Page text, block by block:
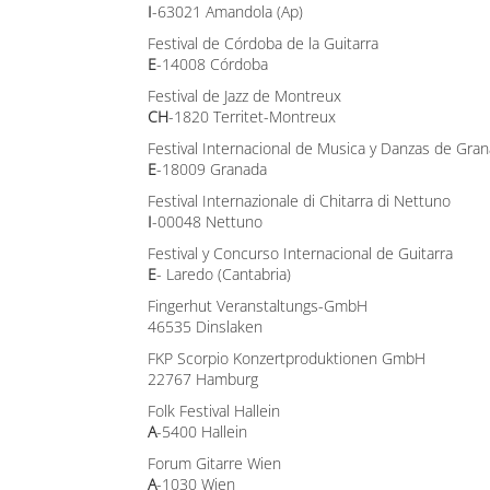
I-63021 Amandola (Ap)
Festival de Córdoba de la Guitarra
E-14008 Córdoba
Festival de Jazz de Montreux
CH-1820 Territet-Montreux
Festival Internacional de Musica y Danzas de
E-18009 Granada
Festival Internazionale di Chitarra di Nettuno
I-00048 Nettuno
Festival y Concurso Internacional de Guitarra
E- Laredo (Cantabria)
Fingerhut Veranstaltungs-GmbH
46535 Dinslaken
FKP Scorpio Konzertproduktionen GmbH
22767 Hamburg
Folk Festival Hallein
A-5400 Hallein
Forum Gitarre Wien
A-1030 Wien